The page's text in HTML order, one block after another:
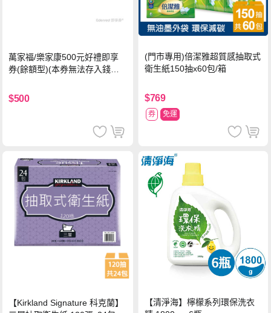
萬家福/樂家康500元好禮即享
券(餘額型)(本券無法存入錢包
$500
(門市專用)倍潔雅超質感抽取式
衛生紙150抽x60包/箱
$769
券 免運
【Kirkland Signature 科克蘭】
【清淨海】檸檬系列環保洗衣